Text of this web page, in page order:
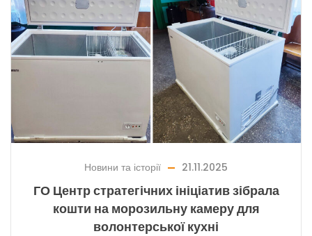
Новини та історії 21.11.2025
ГО Центр стратегічних ініціатив зібрала
кошти на морозильну камеру для
волонтерської кухні